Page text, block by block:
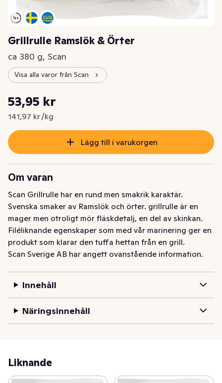
Grillrulle Ramslök & Örter
ca 380 g, Scan
Visa alla varor från Scan
Nuvarande pris är: 53,95 kr
53,95 kr
141,97 kr /kg
Styckpris: 141,97 kr /kg
Lägg till i varukorgen
Om varan
Scan Grillrulle har en rund men smakrik karaktär.
Svenska smaker av Ramslök och örter. grillrulle är en
mager men otroligt mör fläskdetalj, en del av skinkan.
Filéliknande egenskaper som med vår marinering ger en
produkt som klarar den tuffa hettan från en grill.
Scan Sverige AB har angett ovanstående information.
Innehåll
Näringsinnehåll
Liknande